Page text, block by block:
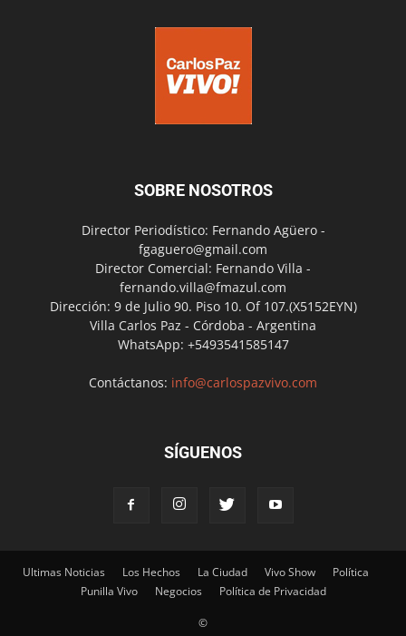
SOBRE NOSOTROS
Director Periodístico: Fernando Agüero -
fgaguero@gmail.com
Director Comercial: Fernando Villa -
fernando.villa@fmazul.com
Dirección: 9 de Julio 90. Piso 10. Of 107.(X5152EYN)
Villa Carlos Paz - Córdoba - Argentina
WhatsApp: +5493541585147
Contáctanos: info@carlospazvivo.com
SÍGUENOS
Ultimas Noticias Los Hechos La Ciudad Vivo Show
Política
Punilla Vivo
Negocios Política de Privacidad
©